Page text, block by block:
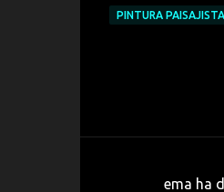
PINTURA PAISAJISTA
ema ha